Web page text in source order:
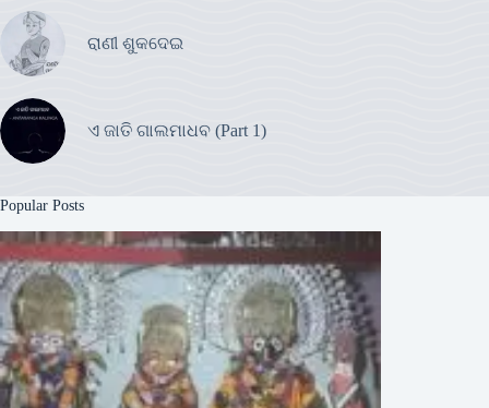
ରାଣୀ ଶୁକଦେଇ
ଏ ଜାତି ଗାଲମାଧବ (Part 1)
Popular Posts